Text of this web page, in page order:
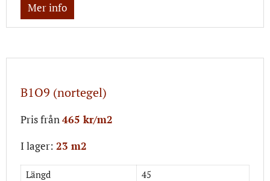
Mer info
B1O9 (nortegel)
Pris från465 kr/m2
I lager: 23 m2
Längd
45